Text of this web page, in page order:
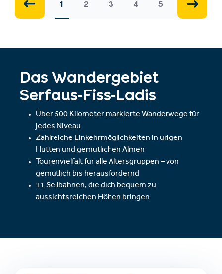
1 2 3 4 5
Das Wandergebiet
Serfaus-Fiss-Ladis
Über 500 Kilometer markierte Wanderwege für
jedes Niveau
Zahlreiche Einkehrmöglichkeiten in urigen
Hütten und gemütlichen Almen
Tourenvielfalt für alle Altersgruppen – von
gemütlich bis herausfordernd
11 Seilbahnen, die dich bequem zu
aussichtsreichen Höhen bringen